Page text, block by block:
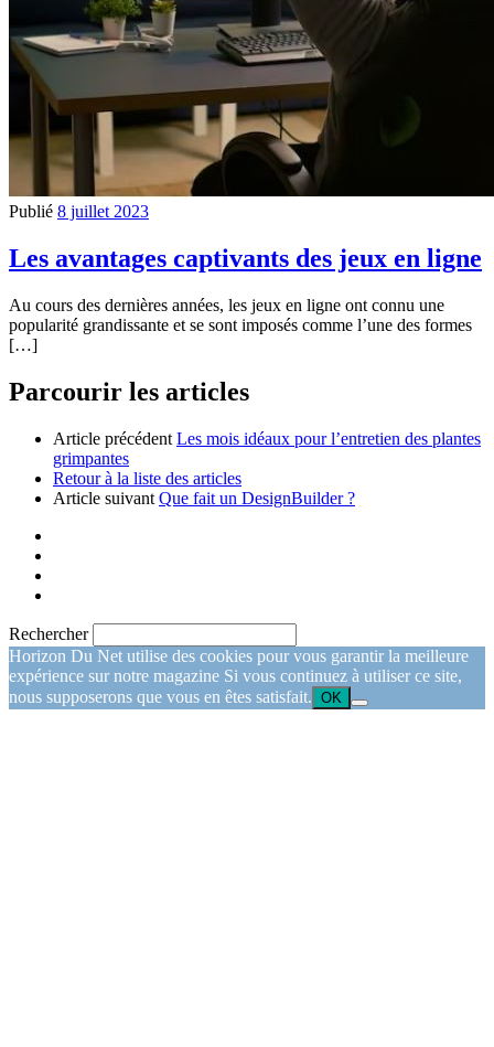
Publié 8 juillet 2023
Les avantages captivants des jeux en ligne
Au cours des dernières années, les jeux en ligne ont connu une
popularité grandissante et se sont imposés comme l’une des formes
[…]
Parcourir les articles
Article précédent Les mois idéaux pour l’entretien des plantes
grimpantes
Retour à la liste des articles
Article suivant Que fait un DesignBuilder ?
Rechercher
Horizon Du Net utilise des cookies pour vous garantir la meilleure
expérience sur notre magazine Si vous continuez à utiliser ce site,
nous supposerons que vous en êtes satisfait. OK